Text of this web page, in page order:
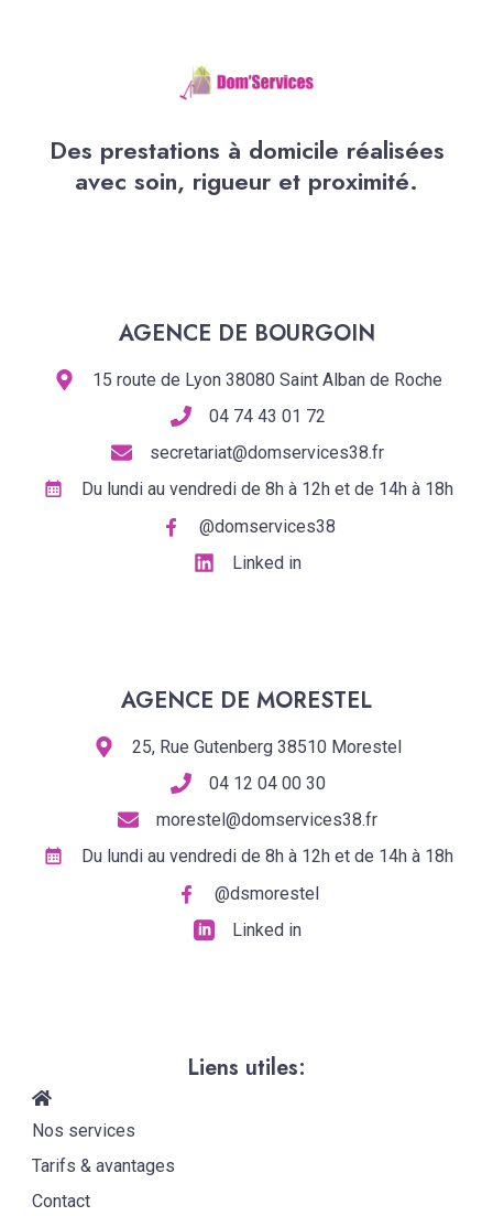
Des prestations à domicile réalisées
avec soin, rigueur et proximité.
AGENCE DE BOURGOIN
15 route de Lyon 38080 Saint Alban de Roche
04 74 43 01 72
secretariat@domservices38.fr
Du lundi au vendredi de 8h à 12h et de 14h à 18h
@domservices38
Linked in
AGENCE DE MORESTEL
25, Rue Gutenberg 38510 Morestel
04 12 04 00 30
morestel@domservices38.fr
Du lundi au vendredi de 8h à 12h et de 14h à 18h
@dsmorestel
Linked in
Liens utiles:
Nos services
Tarifs & avantages
Contact